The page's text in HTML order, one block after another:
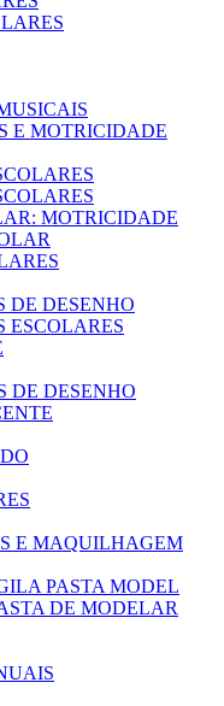
E MOTRICIDADE
MOTRICIDADE
DE DESENHO
ESCOLARES
DE DESENHO
E MAQUILHAGEM
PASTA MODEL
DE MODELAR